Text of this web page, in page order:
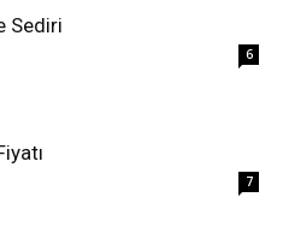
Sediri
6
7